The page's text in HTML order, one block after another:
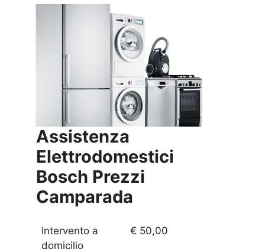
Assistenza
Elettrodomestici
Bosch Prezzi
Camparada
Intervento a
domicilio
€ 50,00